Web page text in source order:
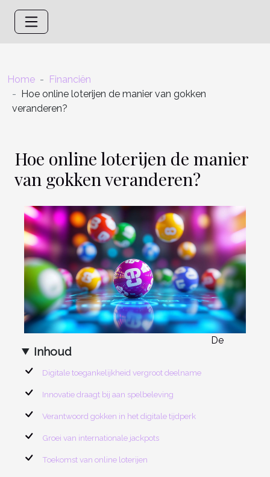
Home
Financiën
Hoe online loterijen de manier van gokken
veranderen?
Hoe online loterijen de manier
van gokken veranderen?
Inhoud
Digitale toegankelijkheid vergroot deelname
Innovatie draagt bij aan spelbeleving
Verantwoord gokken in het digitale tijdperk
Groei van internationale jackpots
Toekomst van online loterijen
De